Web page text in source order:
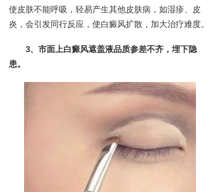
使皮肤不能呼吸，轻易产生其他皮肤病，如湿疹、皮
炎，会引发同行反应，使白癜风扩散，加大治疗难度。
3、市面上白癜风遮盖液品质参差不齐，埋下隐
患。